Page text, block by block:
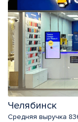
Челябинск
Средняя выручка